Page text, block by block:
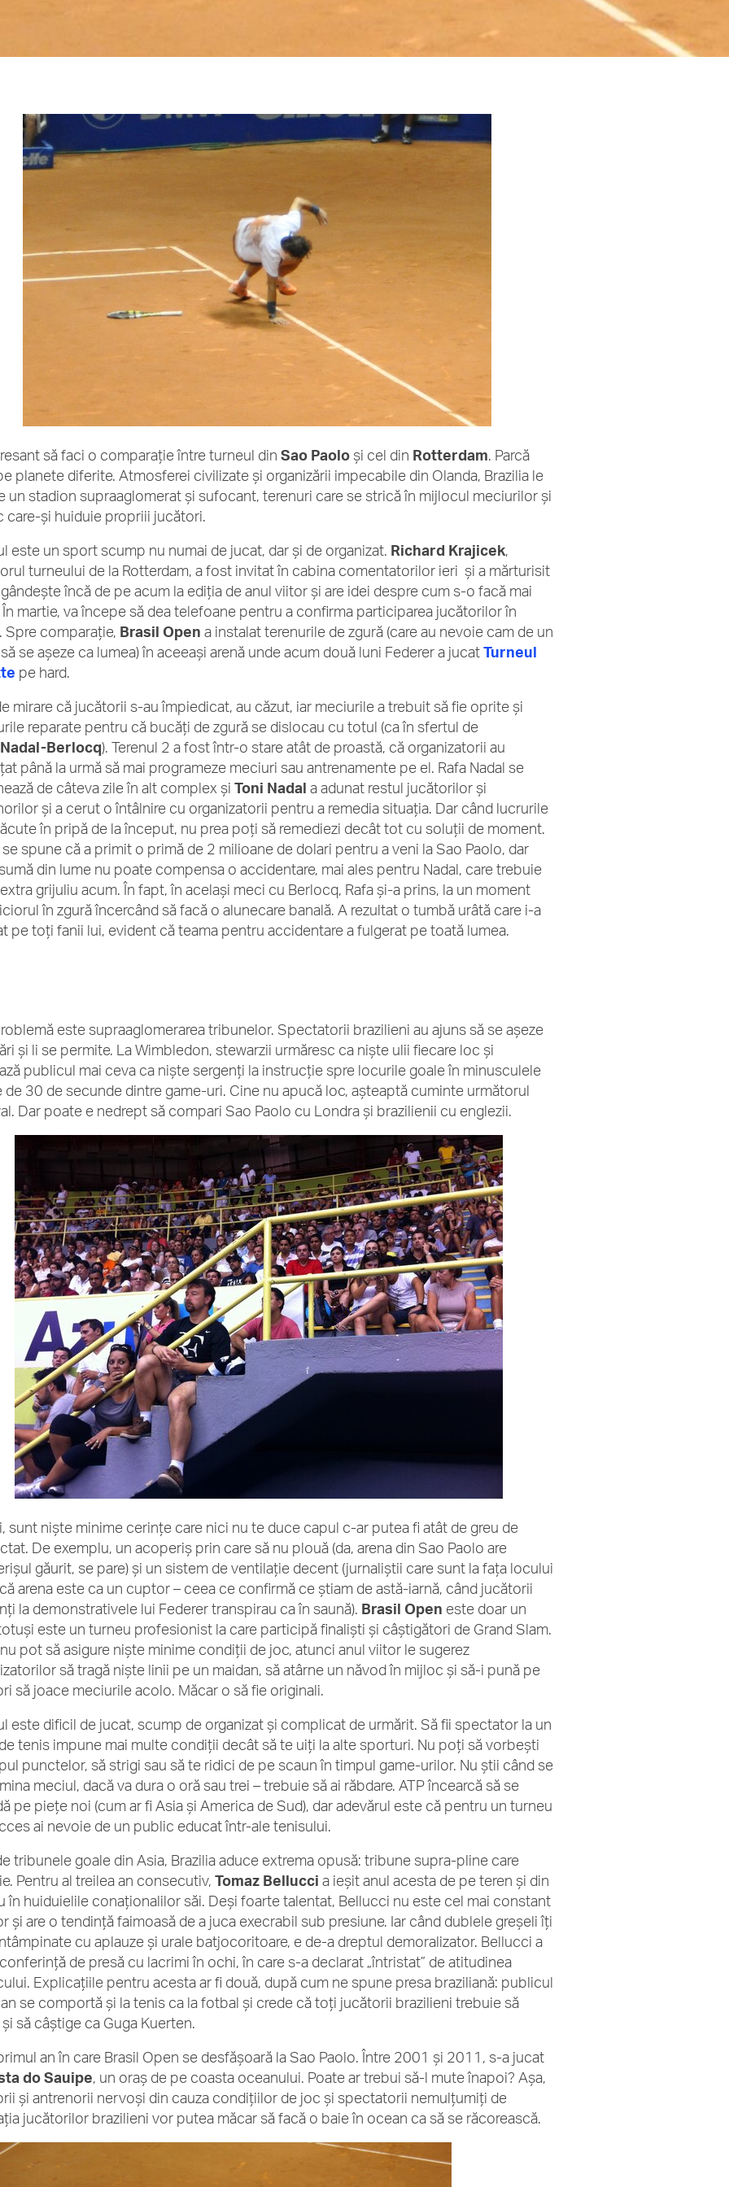
să faci o comparaţie între turneul dinSao Paolo şi cel din Rotterdam. Parcă
planete diferite. Atmosferei civilizate şi organizării impecabile din Olanda, Brazilia le
un stadion supraaglomerat şi sufocant, terenuri care se strică în mijlocul meciurilor şi
care-şi huiduie propriii jucători.
este un sport scump nu numai de jucat, dar şi de organizat. Richard Krajicek,
turneului de la Rotterdam, a fost invitat în cabina comentatorilor ieri şi a mărturisit
încă de pe acum la ediţia de anul viitor şi are idei despre cum s-o facă mai
În martie, va începe să dea telefoane pentru a confirma participarea jucătorilor în
Spre comparaţie, Brasil Open a instalat terenurile de zgură (care au nevoie cam de un
se aşeze ca lumea) în aceeaşi arenă unde acum două luni Federer a jucatTurneul
pe hard.
mirare că jucătorii s-au împiedicat, au căzut, iar meciurile a trebuit să fie oprite şi
reparate pentru că bucăţi de zgură se dislocau cu totul (ca în sfertul de
Nadal-Berlocq). Terenul 2 a fost într-o stare atât de proastă, că organizatorii au
până la urmă să mai programeze meciuri sau antrenamente pe el. Rafa Nadal se
de câteva zile în alt complex şiToni Nadal a adunat restul jucătorilor şi
şi a cerut o întâlnire cu organizatorii pentru a remedia situaţia. Dar când lucrurile
în pripă de la început, nu prea poţi să remediezi decât tot cu soluţii de moment.
se spune că a primit o primă de 2 milioane de dolari pentru a veni la Sao Paolo, dar
din lume nu poate compensa o accidentare, mai ales pentru Nadal, care trebuie
grijuliu acum. În fapt, în același meci cu Berlocq, Rafa și-a prins, la un moment
în zgură încercând să facă o alunecare banală. A rezultat o tumbă urâtă care i-a
pe toți fanii lui, evident că teama pentru accidentare a fulgerat pe toată lumea.
este supraaglomerarea tribunelor. Spectatorii brazilieni au ajuns să se aşeze
şi li se permite. La Wimbledon, stewarzii urmăresc ca nişte ulii fiecare loc şi
publicul mai ceva ca nişte sergenţi la instrucţie spre locurile goale în minusculele
de 30 de secunde dintre game-uri. Cine nu apucă loc, aşteaptă cuminte următorul
Dar poate e nedrept să compari Sao Paolo cu Londra şi brazilienii cu englezii.
sunt nişte minime cerinţe care nici nu te duce capul c-ar putea fi atât de greu de
De exemplu, un acoperiş prin care să nu plouă (da, arena din Sao Paolo are
găurit, se pare) şi un sistem de ventilaţie decent (jurnaliştii care sunt la faţa locului
arena este ca un cuptor – ceea ce confirmă ce știam de astă-iarnă, când jucătorii
la demonstrativele lui Federer transpirau ca în saună). Brasil Open este doar un
este un turneu profesionist la care participă finalişti şi câştigători de Grand Slam.
pot să asigure nişte minime condiţii de joc, atunci anul viitor le sugerez
să tragă nişte linii pe un maidan, să atârne un năvod în mijloc şi să-i pună pe
să joace meciurile acolo. Măcar o să fie originali.
este dificil de jucat, scump de organizat şi complicat de urmărit. Să fii spectator la un
tenis impune mai multe condiţii decât să te uiţi la alte sporturi. Nu poţi să vorbeşti
punctelor, să strigi sau să te ridici de pe scaun în timpul game-urilor. Nu ştii când se
meciul, dacă va dura o oră sau trei – trebuie să ai răbdare. ATP încearcă să se
pe pieţe noi (cum ar fi Asia şi America de Sud), dar adevărul este că pentru un turneu
ai nevoie de un public educat într-ale tenisului.
tribunele goale din Asia, Brazilia aduce extrema opusă: tribune supra-pline care
Pentru al treilea an consecutiv,Tomaz Bellucci a ieşit anul acesta de pe teren şi din
în huiduielile conaţionalilor săi. Deşi foarte talentat, Bellucci nu este cel mai constant
şi are o tendinţă faimoasă de a juca execrabil sub presiune. Iar când dublele greşeli îţi
cu aplauze şi urale batjocoritoare, e de-a dreptul demoralizator. Bellucci a
de presă cu lacrimi în ochi, în care s-a declarat „întristat” de atitudinea
Explicaţiile pentru acesta ar fi două, după cum ne spune presa braziliană: publicul
se comportă şi la tenis ca la fotbal şi crede că toţi jucătorii brazilieni trebuie să
să câştige ca Guga Kuerten.
an în care Brasil Open se desfăşoară la Sao Paolo. Între 2001 şi 2011, s-a jucat
do Sauipe, un oraş de pe coasta oceanului. Poate ar trebui să-l mute înapoi? Aşa,
şi antrenorii nervoşi din cauza condiţiilor de joc şi spectatorii nemulţumiţi de
jucătorilor brazilieni vor putea măcar să facă o baie în ocean ca să se răcorească.